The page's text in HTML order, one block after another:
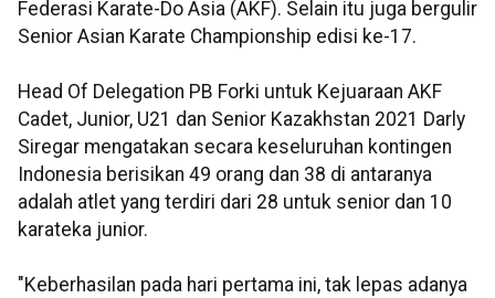
Federasi Karate-Do Asia (AKF). Selain itu juga bergulir
Senior Asian Karate Championship edisi ke-17.
Head Of Delegation PB Forki untuk Kejuaraan AKF
Cadet, Junior, U21 dan Senior Kazakhstan 2021 Darly
Siregar mengatakan secara keseluruhan kontingen
Indonesia berisikan 49 orang dan 38 di antaranya
adalah atlet yang terdiri dari 28 untuk senior dan 10
karateka junior.
"Keberhasilan pada hari pertama ini, tak lepas adanya